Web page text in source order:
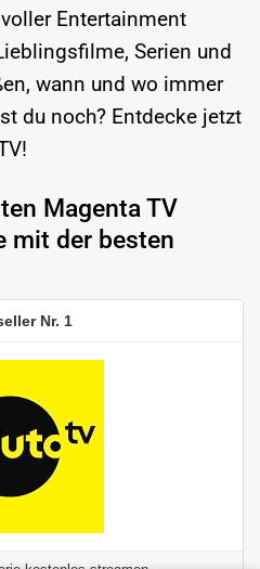
Entertainment
Serien und
wann und wo immer
du noch? Entdecke jetzt
Magenta TV
mit der besten
1